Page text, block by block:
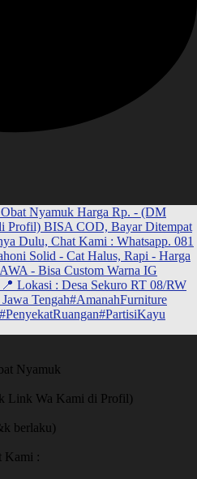
Nyamuk
Link Wa Kami di Profil)
berlaku)
Kami :